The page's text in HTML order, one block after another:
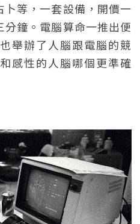
等，一套設備，開價一
鐘。電腦算命一推出便
舉辦了人腦跟電腦的競
感性的人腦哪個更準確